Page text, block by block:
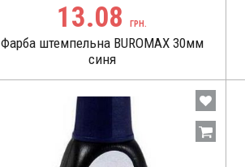
13.08 ГРН.
Фарба штемпельна BUROMAX 30мм
синя